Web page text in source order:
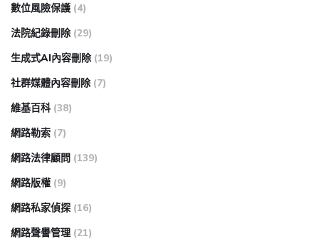
數位風險保護 (4)
法院紀錄刪除 (29)
生成式AI內容刪除 (19)
社群媒體內容刪除 (7)
維基百科 (38)
網路勒索 (7)
網路法律顧問 (139)
網路版權 (9)
網路私家偵探 (16)
網路聲譽管理 (21)